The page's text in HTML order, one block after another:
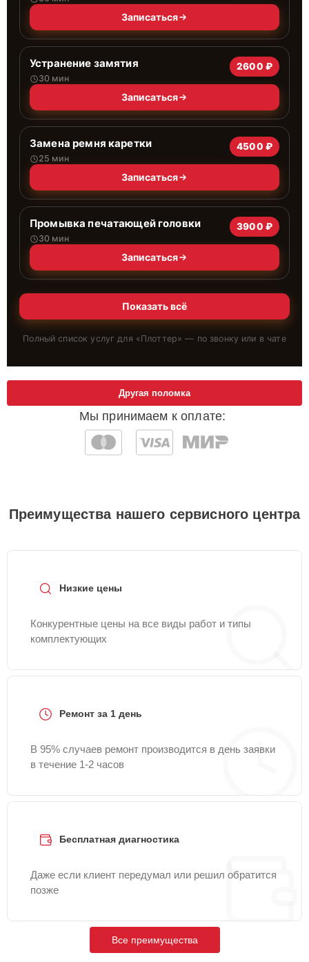
Записаться
Устранение замятия
30 мин
2600 ₽
Записаться
Замена ремня каретки
25 мин
4500 ₽
Записаться
Промывка печатающей головки
30 мин
3900 ₽
Записаться
Показать всё
Полный список услуг для «Плоттер» — по звонку или в чате
Мы принимаем к оплате:
Другая поломка
Преимущества нашего сервисного центра
Низкие цены
Конкурентные цены на все виды работ и типы
комплектующих
Ремонт за 1 день
В 95% случаев ремонт производится в день заявки
в течение 1-2 часов
Бесплатная диагностика
Даже если клиент передумал или решил обратится
позже
Все преимущества